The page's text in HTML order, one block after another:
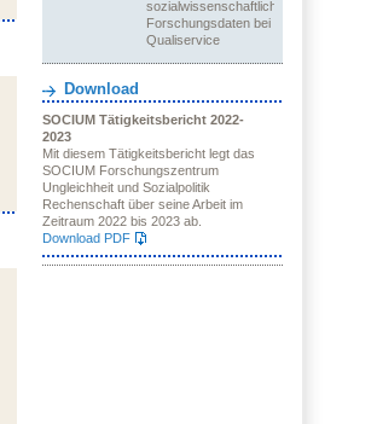
sozialwissenschaftlichen
Forschungsdaten bei
Qualiservice
Download
SOCIUM Tätigkeitsbericht 2022-
2023
Mit diesem Tätigkeitsbericht legt das
SOCIUM Forschungszentrum
Ungleichheit und Sozialpolitik
Rechenschaft über seine Arbeit im
Zeitraum 2022 bis 2023 ab.
Download PDF